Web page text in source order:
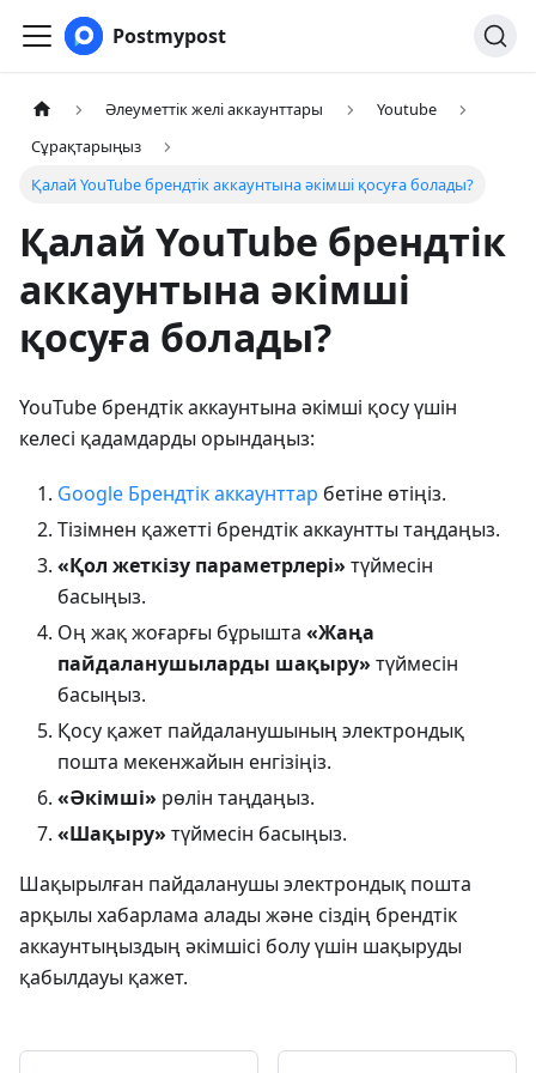
Postmypost
Әлеуметтік желі аккаунттары
Youtube
Сұрақтарыңыз
Қалай YouTube брендтік аккаунтына әкімші қосуға болады?
Қалай YouTube брендтік
аккаунтына әкімші
қосуға болады?
YouTube брендтік аккаунтына әкімші қосу үшін
келесі қадамдарды орындаңыз:
Google Брендтік аккаунттар бетіне өтіңіз.
Тізімнен қажетті брендтік аккаунтты таңдаңыз.
«Қол жеткізу параметрлері» түймесін
басыңыз.
Оң жақ жоғарғы бұрышта «Жаңа
пайдаланушыларды шақыру» түймесін
басыңыз.
Қосу қажет пайдаланушының электрондық
пошта мекенжайын енгізіңіз.
«Әкімші» рөлін таңдаңыз.
«Шақыру» түймесін басыңыз.
Шақырылған пайдаланушы электрондық пошта
арқылы хабарлама алады және сіздің брендтік
аккаунтыңыздың әкімшісі болу үшін шақыруды
қабылдауы қажет.